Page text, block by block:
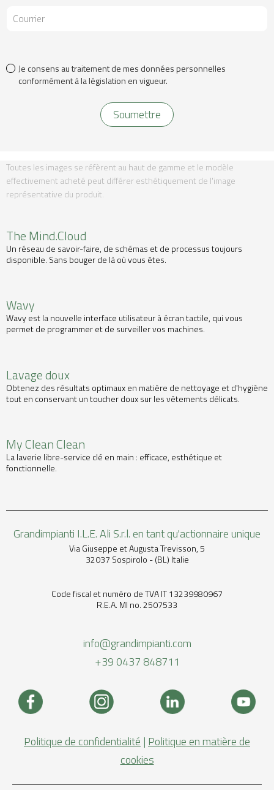
Je consens au traitement de mes données personnelles
conformément à la législation en vigueur.
Toutes les images se réfèrent au haut de gamme et le modèle
effectivement acheté peut différer esthétiquement de l'image
représentative du produit.
The Mind.Cloud
Un réseau de savoir-faire, de schémas et de processus toujours
disponible. Sans bouger de là où vous êtes.
Wavy
Wavy est la nouvelle interface utilisateur à écran tactile, qui vous
permet de programmer et de surveiller vos machines.
Lavage doux
Obtenez des résultats optimaux en matière de nettoyage et d'hygiène
tout en conservant un toucher doux sur les vêtements délicats.
My Clean Clean
La laverie libre-service clé en main : efficace, esthétique et
fonctionnelle.
Grandimpianti I.L.E. Ali S.r.l. en tant qu'actionnaire unique
Via Giuseppe et Augusta Trevisson, 5
32037 Sospirolo - (BL) Italie
Code fiscal et numéro de TVA IT 13239980967
R.E.A. MI no. 2507533
info@grandimpianti.com
+39 0437 848711
Politique de confidentialité | Politique en matière de
cookies